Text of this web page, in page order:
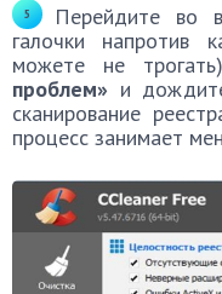
Перейдите во
галочки напротив
можете не
проблем» и
сканирование
процесс занимает